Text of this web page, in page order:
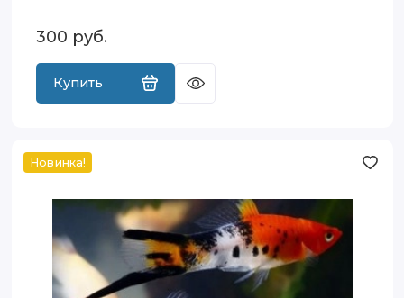
300 руб.
Купить
Меченосец
helleri
Новинка!